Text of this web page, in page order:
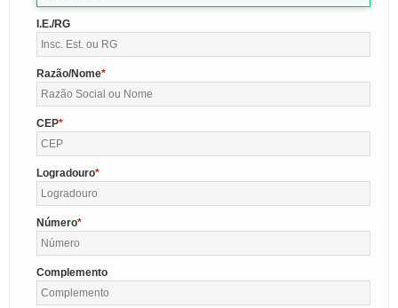
I.E./RG
Razão/Nome
CEP
Logradouro
Número
Complemento